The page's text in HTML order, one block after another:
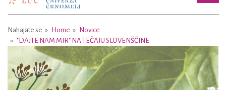
Nahajate se Home
Novice
"DAJTE NAM MIR" NA TEČAJU SLOVENŠČINE
Previous Next